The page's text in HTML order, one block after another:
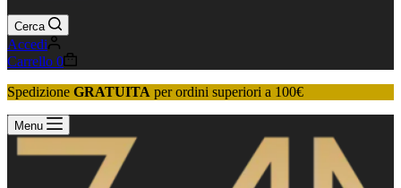
Cerca
Accedi
Carrello 0
Spedizione GRATUITA per ordini superiori a 100€
Menu